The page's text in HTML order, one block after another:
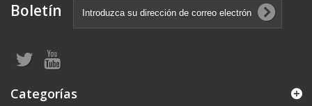
Boletín
Categorías